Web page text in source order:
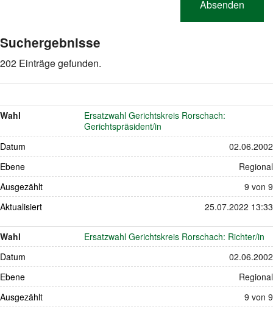
Suchergebnisse
202 Einträge gefunden.
Wahl
Ersatzwahl Gerichtskreis Rorschach:
Gerichtspräsident/in
Datum
02.06.2002
Ebene
Regional
Ausgezählt
9 von 9
Aktualisiert
25.07.2022 13:33
Wahl
Ersatzwahl Gerichtskreis Rorschach: Richter/in
Datum
02.06.2002
Ebene
Regional
Ausgezählt
9 von 9